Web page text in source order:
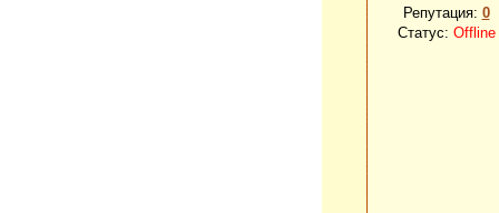
Репутация: 0
Статус: Offline